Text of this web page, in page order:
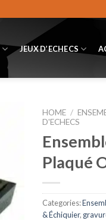
JEUX D’ECHECS
HOME /
D'ECHECS
Plaqué
Categories:
& Échiquier,